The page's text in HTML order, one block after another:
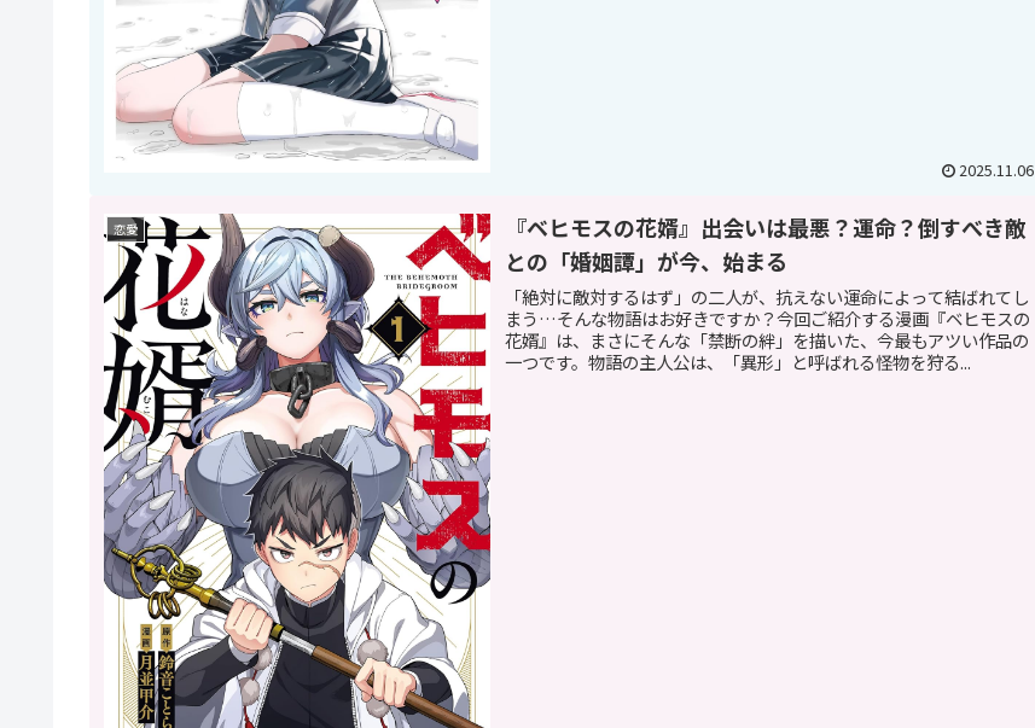
2025.11.06
恋愛
『ベヒモスの花婿』出会いは最悪？運命？倒すべき敵
との「婚姻譚」が今、始まる
「絶対に敵対するはず」の二人が、抗えない運命によって結ばれてし
まう…そんな物語はお好きですか？今回ご紹介する漫画『ベヒモスの
花婿』は、まさにそんな「禁断の絆」を描いた、今最もアツい作品の
一つです。物語の主人公は、「異形」と呼ばれる怪物を狩る...